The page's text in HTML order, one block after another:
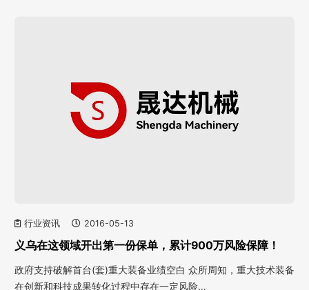
行业资讯 2016-05-13
义乌在这领域开出第一份保单，累计900万风险保障！
政府支持破解首台(套)重大装备业绩空白 众所周知，重大技术装备
在创新和科技成果转化过程中存在一定风险…